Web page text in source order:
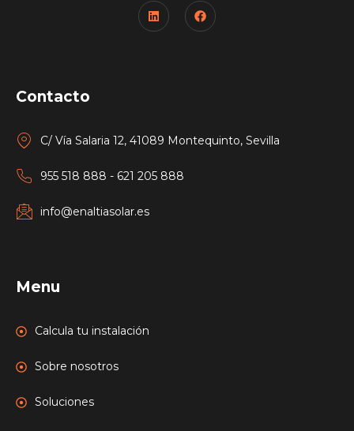
Contacto
C/ Vía Salaria 12, 41089 Montequinto, Sevilla
955 518 888 - 621 205 888
info@enaltiasolar.es
Menu
Calcula tu instalación
Sobre nosotros
Soluciones